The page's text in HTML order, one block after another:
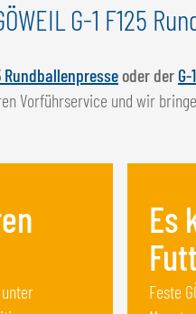
G-1 F125
Rundballenpresse oder der
Vorführservice und wir
Es
Feste